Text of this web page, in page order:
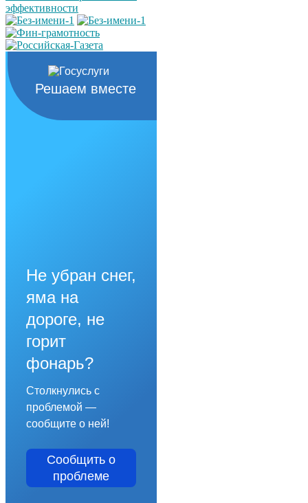
Решаем вместе
Не убран снег,
яма на
дороге, не
горит
фонарь?
Столкнулись с
проблемой —
сообщите о ней!
Сообщить о
проблеме